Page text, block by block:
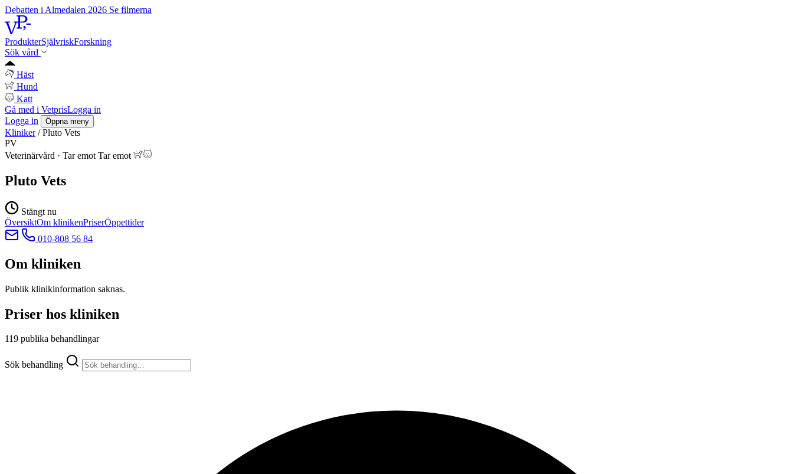
Debatten i Almedalen 2026 Se filmerna
ProdukterSjälvriskForskning
Sök vård
Häst
Hund
Katt
Gå med i VetprisLogga in
Logga in
Öppna meny
Kliniker / Pluto Vets
PV
Veterinärvård · Tar emot Tar emot
Pluto Vets
Stängt nu
ÖversiktOm klinikenPriserÖppettider
010-808 56 84
Om kliniken
Publik klinikinformation saknas.
Priser hos kliniken
119 publika behandlingar
Sök behandling